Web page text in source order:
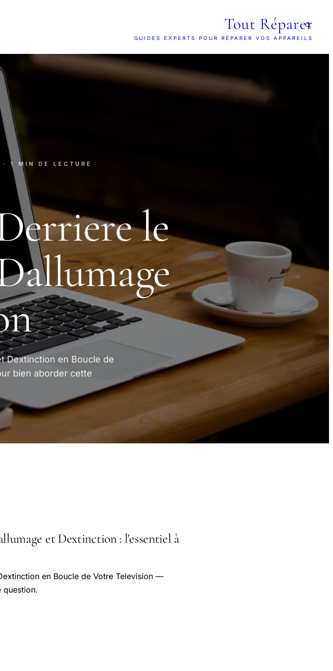
Tout Réparer
GUIDES EXPERTS POUR RÉPARER VOS APPAREILS
· 1 MIN DE LECTURE
le
Dextinction en Boucle de
bien aborder cette
et Dextinction : l'essentiel à
en Boucle de Votre Television —
question.